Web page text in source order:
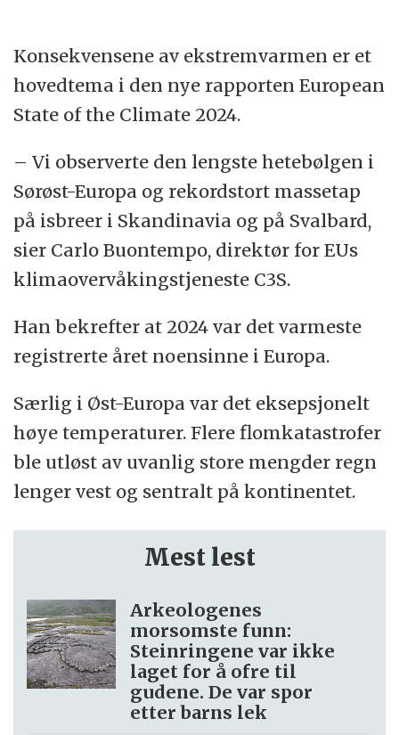
Konsekvensene av ekstremvarmen er et
hovedtema i den nye rapporten European
State of the Climate 2024.
– Vi observerte den lengste hetebølgen i
Sørøst-Europa og rekordstort massetap
på isbreer i Skandinavia og på Svalbard,
sier Carlo Buontempo, direktør for EUs
klimaovervåkingstjeneste C3S.
Han bekrefter at 2024 var det varmeste
registrerte året noensinne i Europa.
Særlig i Øst-Europa var det eksepsjonelt
høye temperaturer. Flere flomkatastrofer
ble utløst av uvanlig store mengder regn
lenger vest og sentralt på kontinentet.
Mest lest
Arkeologenes
morsomste funn:
Steinringene var ikke
laget for å ofre til
gudene. De var spor
etter barns lek